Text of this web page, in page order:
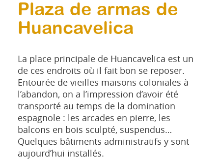
Plaza de armas de
Huancavelica
La place principale de Huancavelica est un
de ces endroits où il fait bon se reposer.
Entourée de vieilles maisons coloniales à
l’abandon, on a l’impression d’avoir été
transporté au temps de la domination
espagnole : les arcades en pierre, les
balcons en bois sculpté, suspendus…
Quelques bâtiments administratifs y sont
aujourd’hui installés.